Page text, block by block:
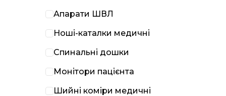
Апарати ШВЛ
Ноші-каталки медичні
Спинальні дошки
Монітори пацієнта
Шийні коміри медичні